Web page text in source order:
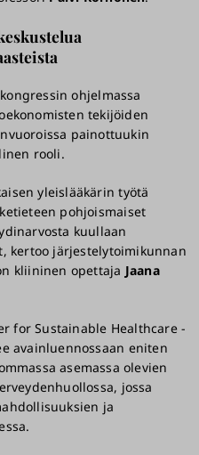
ohjelmassa
tekijöiden
painottuukin
rooli.
yleislääkärin työtä
pohjoismaiset
kuullaan
kertoo järjestelytoimikunnan
kliininen opettaja Jaana
for Sustainable Healthcare -
avainluennossaan eniten
asemassa olevien
jossa
ja